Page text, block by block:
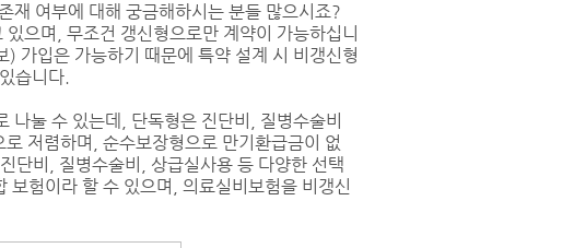
재 여부에 대해 궁금해하시는 분들 많으시죠?
으며, 무조건 갱신형으로만 계약이 가능하십니
가입은 가능하기 때문에 특약 설계 시 비갱신형
습니다.
나눌 수 있는데, 단독형은 진단비, 질병수술비
저렴하며, 순수보장형으로 만기환급금이 없
단비, 질병수술비, 상급실사용 등 다양한 선택
험이라 할 수 있으며, 의료실비보험을 비갱신